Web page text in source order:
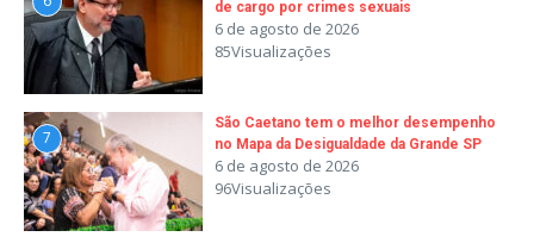
de cargo por crimes sexuais
6 de agosto de 2026
85Visualizações
7
São Caetano tem o melhor desempenho
no Mapa da Desigualdade da Grande SP
6 de agosto de 2026
96Visualizações